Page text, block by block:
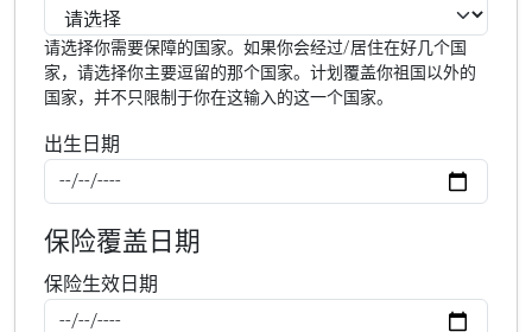
请选择你需要保障的国家。如果你会经过/居住在好几个国
家，请选择你主要逗留的那个国家。计划覆盖你祖国以外的
国家，并不只限制于你在这输入的这一个国家。
出生日期
保险覆盖日期
保险生效日期